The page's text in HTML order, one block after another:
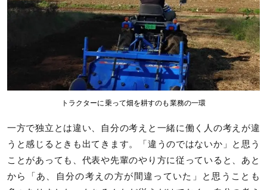
トラクターに乗って畑を耕すのも業務の一環
一方で独立とは違い、自分の考えと一緒に働く人の考えが違
うと感じるときも出てきます。「違うのではないか」と思う
ことがあっても、代表や先輩のやり方に従っていると、あと
から「あ、自分の考えの方が間違っていた」と思うことも